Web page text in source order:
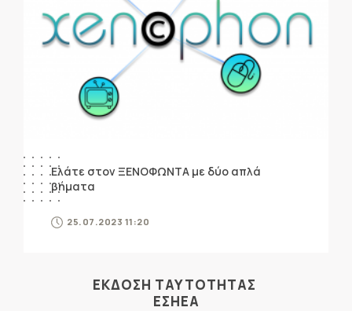
Ελάτε στον ΞΕΝΟΦΩΝΤΑ με δύο απλά
βήματα
25.07.2023 11:20
ΕΚΔΟΣΗ ΤΑΥΤΟΤΗΤΑΣ
ΕΣΗΕΑ